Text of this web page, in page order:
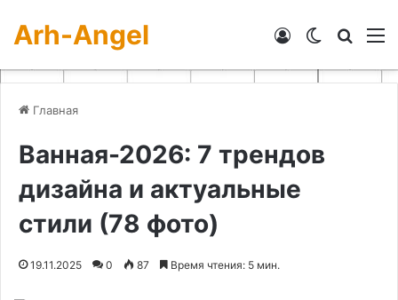
Arh-Angel Switch skin
Войти
Главная
Ванная-2026: 7 трендов
дизайна и актуальные
стили (78 фото)
19.11.2025 0 87 Время чтения: 5 мин.